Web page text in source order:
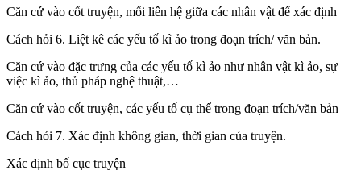
Căn cứ vào cốt truyện, mối liên hệ giữa các nhân vật để xác định
Cách hỏi 6. Liệt kê các yếu tố kì ảo trong đoạn trích/ văn bản.
Căn cứ vào đặc trưng của các yếu tố kì ảo như nhân vật kì ảo, sự
việc kì ảo, thủ pháp nghệ thuật,…
Căn cứ vào cốt truyện, các yếu tố cụ thể trong đoạn trích/văn bản
Cách hỏi 7. Xác định không gian, thời gian của truyện.
Xác định bố cục truyện